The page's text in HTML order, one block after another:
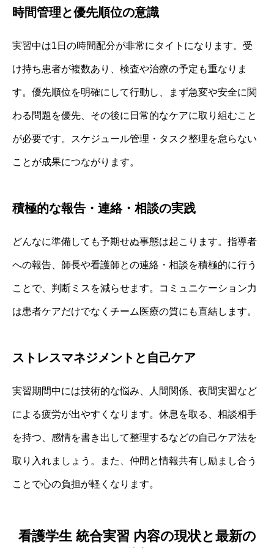
時間管理と優先順位の意識
実習中は1日の時間配分が非常にタイトになります。受
け持ち患者が複数あり、検査や治療の予定も重なりま
す。優先順位を明確にして行動し、まず急変や安全に関
わる問題を優先、その後に日常的なケアに取り組むこと
が必要です。スケジュール管理・タスク整理を怠らない
ことが成果につながります。
積極的な報告・連絡・相談の実践
どんなに準備しても予期せぬ事態は起こります。指導者
への報告、師長や看護師との連絡・相談を積極的に行う
ことで、判断ミスを減らせます。コミュニケーション力
は患者ケアだけでなくチーム医療の質にも直結します。
ストレスマネジメントと自己ケア
実習期間中には技術的な悩み、人間関係、夜間実習など
による疲労が出やすくなります。休息を取る、相談相手
を持つ、感情を書き出して整理するなどの自己ケア法を
取り入れましょう。また、仲間と情報共有し励まし合う
ことで心の負担が軽くなります。
看護学生 統合実習 内容の現状と最新の